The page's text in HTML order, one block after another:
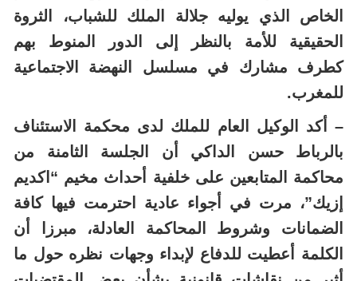
الخاص الذي يوليه جلالة الملك للشباب، الثروة
الحقيقية للأمة بالنظر إلى الدور المنوط بهم
كطرف مشارك في مسلسل النهضة الاجتماعية
للمغرب.
– أكد الوكيل العام للملك لدى محكمة الاستئناف
بالرباط حسن الداكي أن الجلسة الثامنة من
محاكمة المتابعين على خلفية أحداث مخيم “اكديم
إزيك”، مرت في أجواء عادية احترمت فيها كافة
الضمانات وشروط المحاكمة العادلة، مبرزا أن
الكلمة أعطيت للدفاع لإبداء وجهات نظره حول ما